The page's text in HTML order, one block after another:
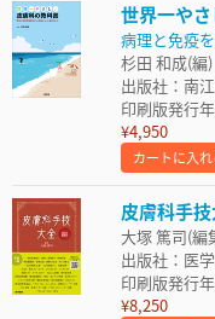
世界一や
病理と免疫
杉田 和成(編)
出版社：南
印刷版発行
¥4,950
カートに入れ
皮膚科手技
大塚 篤司(編
出版社：医
印刷版発行
¥8,250